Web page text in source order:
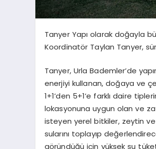
Tanyer Yapı olarak doğayla
Koordinatör Taylan Tanyer,
Tanyer, Urla Bademler’de
enerjiyi kullanan, doğaya ve
1+1’den 5+1’e farklı daire
lokasyonuna uygun olan ve
isteyen yerel bitkiler, zeytin
sularını toplayıp
göründüğü için yüksek su